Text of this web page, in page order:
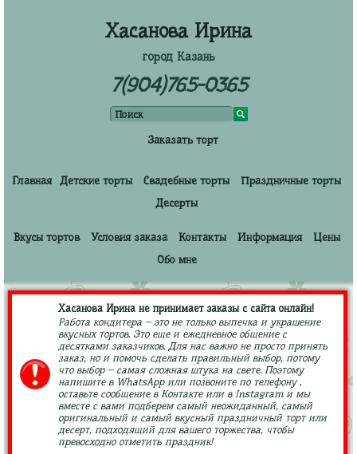
Хасанова Ирина
город Казань
7(904)765-0365
Заказать торт
Главная Детские торты Свадебные торты
Праздничные торты
Десерты
Вкусы тортов Условия заказа Контакты Информация
Цены
Обо мне
Хасанова Ирина не принимает заказы с сайта онлайн!
Работа кондитера – это не только выпечка и украшение
вкусных тортов. Это еще и ежедневное общение с
десятками заказчиков. Для нас важно не просто принять
заказ, но и помочь сделать правильный выбор, потому
что выбор – самая сложная штука на свете. Поэтому
напишите в WhatsApp или позвоните по телефону ,
оставьте сообщение в Контакте или в Instagram и мы
вместе с вами подберем самый неожиданный, самый
оригинальный и самый вкусный праздничный торт или
десерт, подходящий для вашего торжества, чтобы
превосходно отметить праздник!